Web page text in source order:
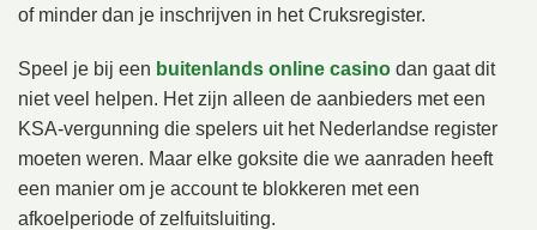
of minder dan je inschrijven in het Cruksregister.
Speel je bij een buitenlands online casino dan gaat dit
niet veel helpen. Het zijn alleen de aanbieders met een
KSA-vergunning die spelers uit het Nederlandse register
moeten weren. Maar elke goksite die we aanraden heeft
een manier om je account te blokkeren met een
afkoelperiode of zelfuitsluiting.